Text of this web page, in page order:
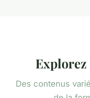
Des contenus